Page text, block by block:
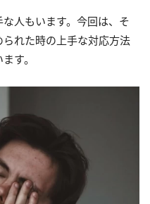
人もいます。今回は、そ
れた時の上手な対応方法
す。